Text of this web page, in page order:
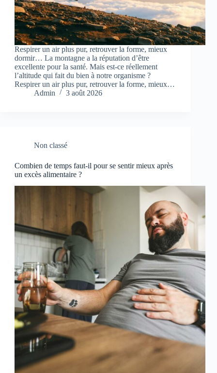
Respirer un air plus pur, retrouver la forme, mieux
dormir… La montagne a la réputation d’être
excellente pour la santé. Mais est-ce réellement
l’altitude qui fait du bien à notre organisme ?
Respirer un air plus pur, retrouver la forme, mieux…
Admin
3 août 2026
Non classé
Combien de temps faut-il pour se sentir mieux après
un excès alimentaire ?